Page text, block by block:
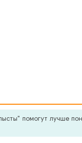
помогут лучше